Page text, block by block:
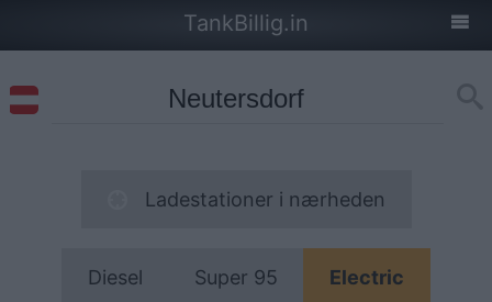
TankBillig.in
Ladestationer i nærheden
Diesel Super 95 Electric